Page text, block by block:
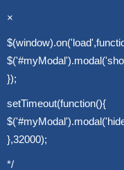
×
});
setTimeout(function(){
},32000);
*/